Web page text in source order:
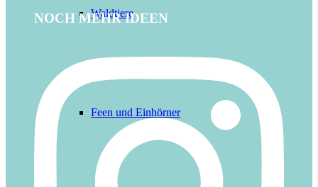
Waldtiere
Feen und Einhörner
NOCH MEHR IDEEN